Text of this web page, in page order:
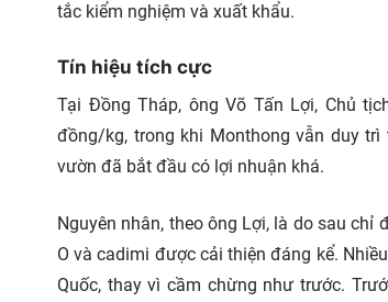
tắc kiểm nghiệm và xuất khẩu.
Tín hiệu tích cực
Tại Đồng Tháp, ông Võ Tấn Lợi, Chủ
đồng/kg, trong khi Monthong vẫn duy
vườn đã bắt đầu có lợi nhuận khá.
Nguyên nhân, theo ông Lợi, là do sau
O và cadimi được cải thiện đáng kể.
Quốc, thay vì cầm chừng như trước.